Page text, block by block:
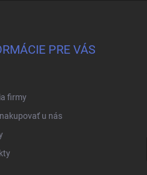
PRE VÁS
firmy
u nás